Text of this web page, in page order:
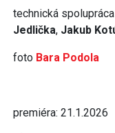
technická spolupráca
Jedlička, Jakub
foto Bara Podola
premiéra: 21.1.2026